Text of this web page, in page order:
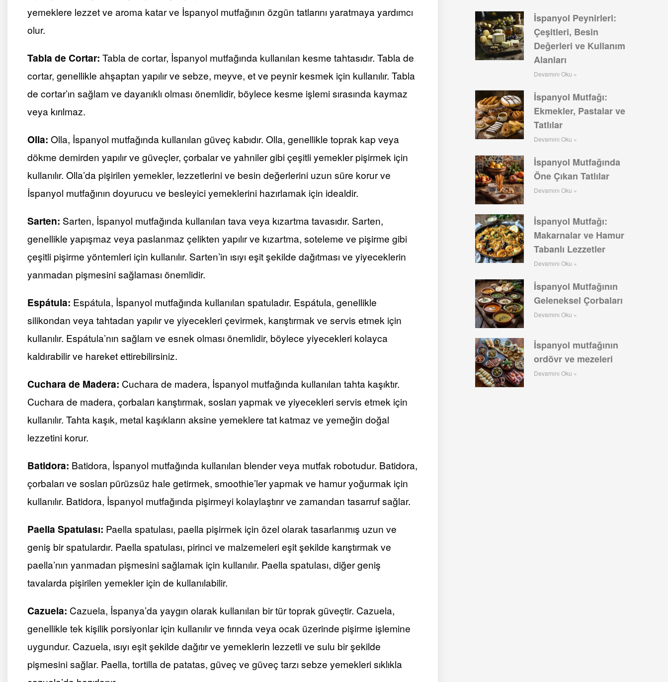
yemeklere lezzet ve aroma katar ve İspanyol mutfağının özgün tatlarını yaratmaya yardımcı
olur.
Tabla de Cortar: Tabla de cortar, İspanyol mutfağında kullanılan kesme tahtasıdır. Tabla de
cortar, genellikle ahşaptan yapılır ve sebze, meyve, et ve peynir kesmek için kullanılır. Tabla
de cortar’ın sağlam ve dayanıklı olması önemlidir, böylece kesme işlemi sırasında kaymaz
veya kırılmaz.
Olla: Olla, İspanyol mutfağında kullanılan güveç kabıdır. Olla, genellikle toprak kap veya
dökme demirden yapılır ve güveçler, çorbalar ve yahniler gibi çeşitli yemekler pişirmek için
kullanılır. Olla’da pişirilen yemekler, lezzetlerini ve besin değerlerini uzun süre korur ve
İspanyol mutfağının doyurucu ve besleyici yemeklerini hazırlamak için idealdir.
Sarten: Sarten, İspanyol mutfağında kullanılan tava veya kızartma tavasıdır. Sarten,
genellikle yapışmaz veya paslanmaz çelikten yapılır ve kızartma, soteleme ve pişirme gibi
çeşitli pişirme yöntemleri için kullanılır. Sarten’in ısıyı eşit şekilde dağıtması ve yiyeceklerin
yanmadan pişmesini sağlaması önemlidir.
Espátula: Espátula, İspanyol mutfağında kullanılan spatuladır. Espátula, genellikle
silikondan veya tahtadan yapılır ve yiyecekleri çevirmek, karıştırmak ve servis etmek için
kullanılır. Espátula’nın sağlam ve esnek olması önemlidir, böylece yiyecekleri kolayca
kaldırabilir ve hareket ettirebilirsiniz.
Cuchara de Madera: Cuchara de madera, İspanyol mutfağında kullanılan tahta kaşıktır.
Cuchara de madera, çorbaları karıştırmak, sosları yapmak ve yiyecekleri servis etmek için
kullanılır. Tahta kaşık, metal kaşıkların aksine yemeklere tat katmaz ve yemeğin doğal
lezzetini korur.
Batidora: Batidora, İspanyol mutfağında kullanılan blender veya mutfak robotudur. Batidora,
çorbaları ve sosları pürüzsüz hale getirmek, smoothie’ler yapmak ve hamur yoğurmak için
kullanılır. Batidora, İspanyol mutfağında pişirmeyi kolaylaştırır ve zamandan tasarruf sağlar.
Paella Spatulası: Paella spatulası, paella pişirmek için özel olarak tasarlanmış uzun ve
geniş bir spatulardır. Paella spatulası, pirinci ve malzemeleri eşit şekilde karıştırmak ve
paella’nın yanmadan pişmesini sağlamak için kullanılır. Paella spatulası, diğer geniş
tavalarda pişirilen yemekler için de kullanılabilir.
Cazuela: Cazuela, İspanya’da yaygın olarak kullanılan bir tür toprak güveçtir. Cazuela,
genellikle tek kişilik porsiyonlar için kullanılır ve fırında veya ocak üzerinde pişirme işlemine
uygundur. Cazuela, ısıyı eşit şekilde dağıtır ve yemeklerin lezzetli ve sulu bir şekilde
pişmesini sağlar. Paella, tortilla de patatas, güveç ve güveç tarzı sebze yemekleri sıklıkla
İspanyol Peynirleri:
Çeşitleri, Besin
Değerleri ve Kullanım
Alanları
Devamını Oku »
İspanyol Mutfağı:
Ekmekler, Pastalar ve
Tatlılar
Devamını Oku »
İspanyol Mutfağında
Öne Çıkan Tatlılar
Devamını Oku »
İspanyol Mutfağı:
Makarnalar ve Hamur
Tabanlı Lezzetler
Devamını Oku »
İspanyol Mutfağının
Geleneksel Çorbaları
Devamını Oku »
İspanyol mutfağının
ordövr ve mezeleri
Devamını Oku »